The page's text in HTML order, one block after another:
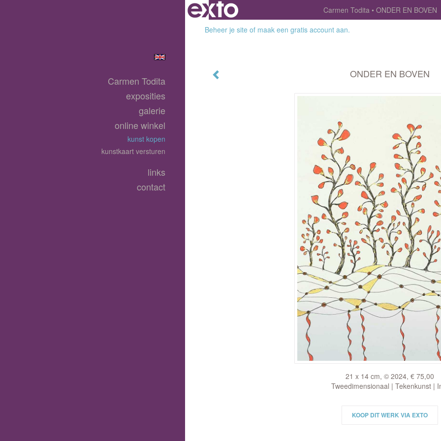
Carmen Todita
ONDER EN BOVEN
Beheer je site of maak een gratis account aan.
ONDER EN BOVEN
21 x 14 cm, © 2024, € 75,00
Tweedimensionaal | Tekenkunst |
KOOP DIT WERK VIA EXTO
Carmen Todita
exposities
galerie
online winkel
kunst kopen
kunstkaart versturen
links
contact